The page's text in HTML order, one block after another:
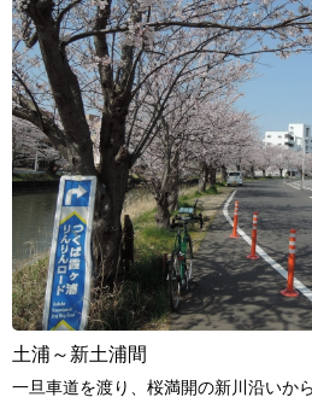
土浦～新土浦間
一旦車道を渡り、桜満開の新川沿いか